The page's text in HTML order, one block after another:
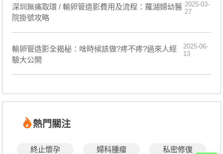
深圳無痛取環 / 輸卵管造影費用及流程：羅湖婦幼醫
院掛號攻略
2025-03-
27
輸卵管造影全揭秘：啥時候該做?疼不疼?過來人經
驗大公開
2025-06-
13
熱門關注
終止懷孕 婦科腫瘤 私密修復